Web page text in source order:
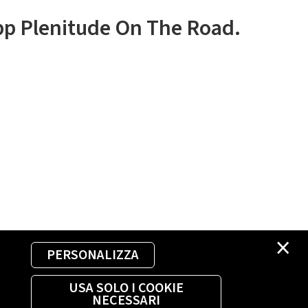
×
PERSONALIZZA
USA SOLO I COOKIE
NECESSARI
Plenitude On The Road.